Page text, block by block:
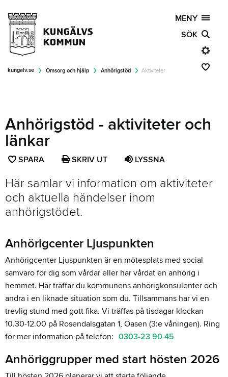
MENY
SÖK
kungalv.se Omsorg och hjälp Anhörigstöd Aktiviteter
Anhörigstöd - aktiviteter och
länkar
SPARA SPARA
SOM
FAVORIT
SKRIV UT LYSSNA
Här samlar vi information om aktiviteter
och aktuella händelser inom
anhörigstödet.
Anhörigcenter Ljuspunkten
Anhörigcenter Ljuspunkten är en mötesplats med social
samvaro för dig som vårdar eller har vårdat en anhörig i
hemmet. Här träffar du kommunens anhörigkonsulenter och
andra i en liknade situation som du. Tillsammans har vi en
trevlig stund med gott fika. Vi träffas på tisdagar klockan
10.30-12.00 på Rosendalsgatan 1, Oasen (3:e våningen). Ring
för mer information på telefon: 0303-23 90 45
Anhöriggrupper med start hösten 2026